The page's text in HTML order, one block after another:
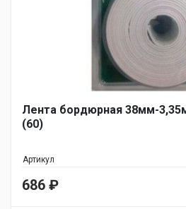
Лента бордюрная 38мм-
(60)
Артикул
686 ₽